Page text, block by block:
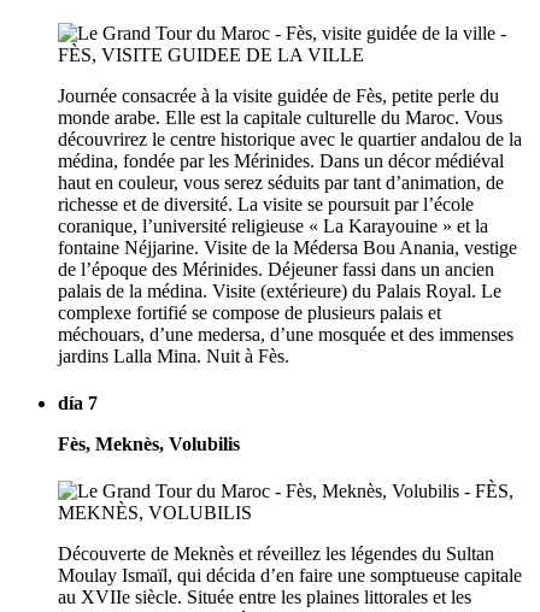
Journée consacrée à la visite guidée de Fès, petite perle du
monde arabe. Elle est la capitale culturelle du Maroc. Vous
découvrirez le centre historique avec le quartier andalou de la
médina, fondée par les Mérinides. Dans un décor médiéval
haut en couleur, vous serez séduits par tant d’animation, de
richesse et de diversité. La visite se poursuit par l’école
coranique, l’université religieuse « La Karayouine » et la
fontaine Néjjarine. Visite de la Médersa Bou Anania, vestige
de l’époque des Mérinides. Déjeuner fassi dans un ancien
palais de la médina. Visite (extérieure) du Palais Royal. Le
complexe fortifié se compose de plusieurs palais et
méchouars, d’une medersa, d’une mosquée et des immenses
jardins Lalla Mina. Nuit à Fès.
día 7
Fès, Meknès, Volubilis
Découverte de Meknès et réveillez les légendes du Sultan
Moulay Ismaïl, qui décida d’en faire une somptueuse capitale
au XVIIe siècle. Située entre les plaines littorales et les